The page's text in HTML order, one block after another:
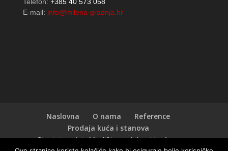
Telefon: +385 40 573 058
E-mail: info@milena-gradnja.hr
Naslovna O nama
Reference
Prodaja kuća i stanova
Strojni park i skladište
Iskopi i odvoz